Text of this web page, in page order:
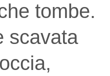
tombe.
scavata